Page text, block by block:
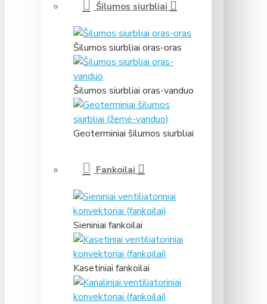
Šilumos siurbliai
Šilumos siurbliai oras-oras
Šilumos siurbliai oras-vanduo
Geoterminiai šilumos siurbliai
Fankoilai
Sieniniai fankoilai
Kasetiniai fankoilai